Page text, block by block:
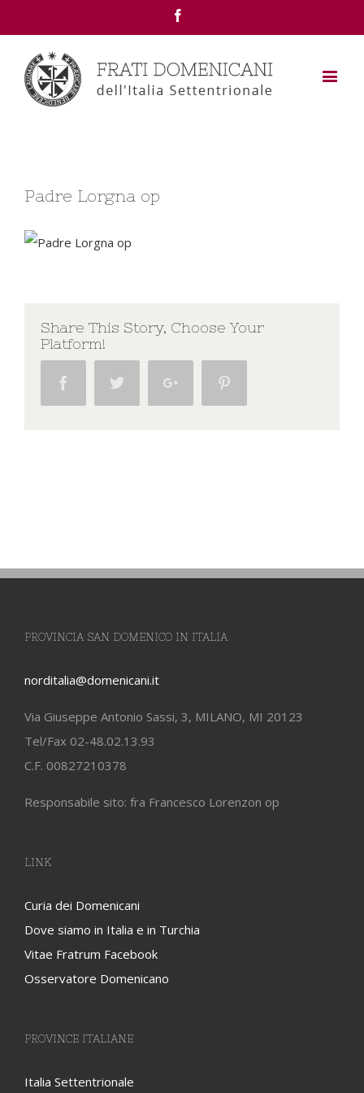
Padre Lorgna op
Share This Story, Choose Your
Platform!
Facebook Twitter Google+
PROVINCIA SAN DOMENICO IN ITALIA
norditalia@domenicani.it
Via Giuseppe Antonio Sassi, 3, MILANO, MI 20123
Tel/Fax 02-48.02.13.93
C.F. 00827210378
Responsabile sito: fra Francesco Lorenzon op
LINK
Curia dei Domenicani
Dove siamo in Italia e in Turchia
Vitae Fratrum Facebook
Osservatore Domenicano
PROVINCE ITALIANE
Italia Settentrionale